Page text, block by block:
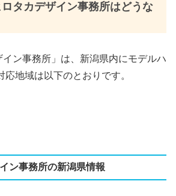
ロタカデザイン事務所はどうな
イン事務所」は、新潟県内にモデルハ
応地域は以下のとおりです。
ン事務所の新潟県情報